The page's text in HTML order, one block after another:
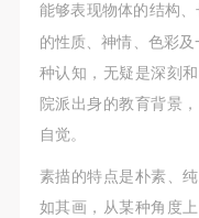
能够表现物体的结构
的性质、神情、色彩
种认知，无疑是深刻
院派出身的教育背景
自觉。
素描的特点是朴素、
如其画，从某种角度